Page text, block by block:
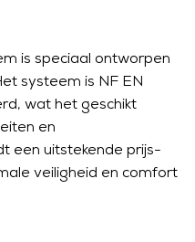
is speciaal ontworpen
systeem is NF EN
wat het geschikt
en
een uitstekende prijs-
veiligheid en comfort